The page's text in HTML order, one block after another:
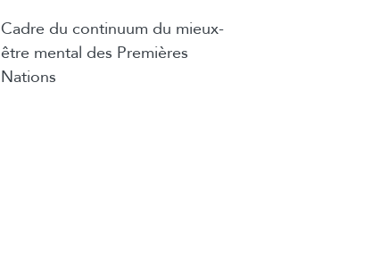
Cadre du continuum du mieux-
être mental des Premières
Nations